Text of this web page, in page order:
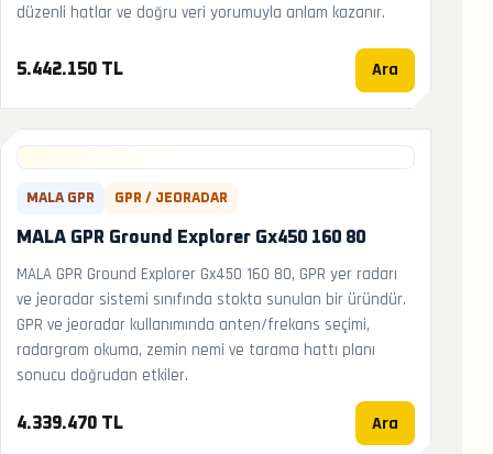
düzenli hatlar ve doğru veri yorumuyla anlam kazanır.
5.442.150 TL Ara
MALA GPR GPR / JEORADAR
MALA GPR Ground Explorer Gx450 160 80
MALA GPR Ground Explorer Gx450 160 80, GPR yer radarı
ve jeoradar sistemi sınıfında stokta sunulan bir üründür.
GPR ve jeoradar kullanımında anten/frekans seçimi,
radargram okuma, zemin nemi ve tarama hattı planı
sonucu doğrudan etkiler.
4.339.470 TL Ara